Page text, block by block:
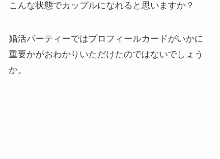
こんな状態でカップルになれると思いますか？
婚活パーティーではプロフィールカードがいかに
重要かがおわかりいただけたのではないでしょう
か。